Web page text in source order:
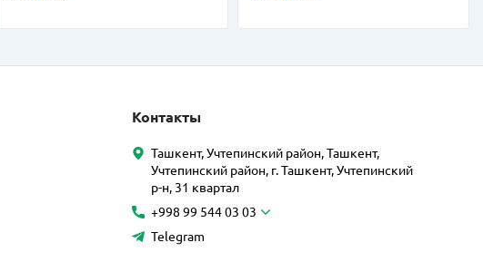
Контакты
Ташкент, Учтепинский район, Ташкент,
Учтепинский район, г. Ташкент, Учтепинский
р-н, 31 квартал
+998 99 544 03 03
Telegram